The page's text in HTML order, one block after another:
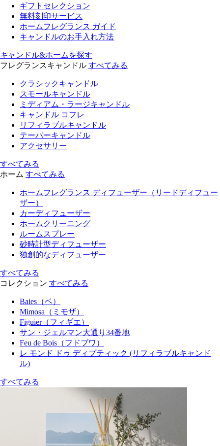
ギフトセレクション
無料刻印サービス
ホームフレグランス ガイド
キャンドルのお手入れ方法
キャンドル&ホームを探す
フレグランスキャンドル すべてみる
クラシックキャンドル
スモールキャンドル
ミディアム・ラージキャンドル
キャンドル コフレ
リフィラブルキャンドル
テーパーキャンドル
アクセサリー
すべてみる
ホーム すべてみる
ホームフレグランス ディフューザー（リードディフュー
ザー）
カーディフューザー
ホームクリーニング
ルームスプレー
砂時計型ディフューザー
独創的なディフューザー
すべてみる
コレクション すべてみる
Baies（ベ）
Mimosa（ミモザ）
Figuier（フィギエ）
サン・ジェルマン大通り34番地
Feu de Bois（フドブワ）
レ モンド ドゥ ディプティック (リフィラブルキャンド
ル)
すべてみる